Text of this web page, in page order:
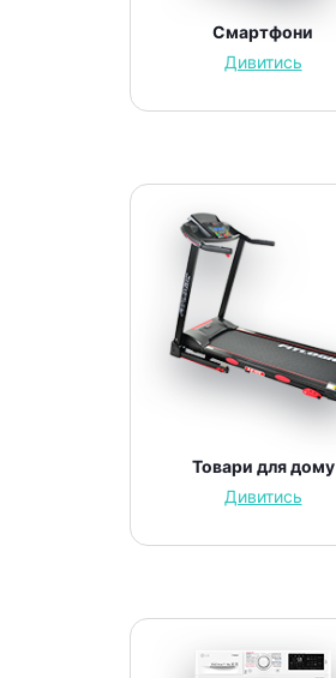
Смартфони
Дивитись
Товари для дому
Дивитись